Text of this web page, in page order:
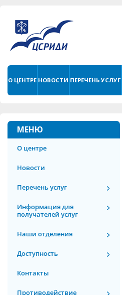
О ЦЕНТРЕ НОВОСТИ ПЕРЕЧЕНЬ УСЛУГ
МЕНЮ
О центре
Новости
Перечень услуг
Информация для
получателей услуг
Наши отделения
Доступность
Контакты
Противодействие